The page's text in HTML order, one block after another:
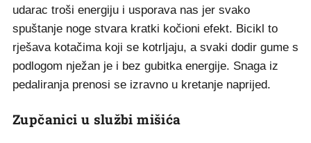
udarac troši energiju i usporava nas jer svako
spuštanje noge stvara kratki kočioni efekt. Bicikl to
rješava kotačima koji se kotrljaju, a svaki dodir gume s
podlogom nježan je i bez gubitka energije. Snaga iz
pedaliranja prenosi se izravno u kretanje naprijed.
Zupčanici u službi mišića